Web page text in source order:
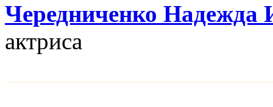
Чередниченко Надежда
актриса